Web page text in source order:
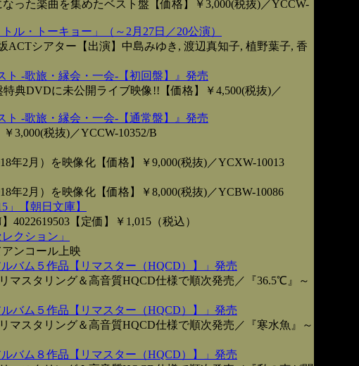
った楽曲を集めたベスト盤【価格】￥3,000(税抜)／YCCW-
ル・トーキョー」（～2月27日／20公演）
ACTシアター【出演】中島みゆき, 渡辺真知子, 植野葉子, 香
ト ‐歌旅・縁会・一会‐【初回盤】』発売
典DVDに未公開ライブ映像!!【価格】￥4,500(税抜)／
ト ‐歌旅・縁会・一会‐【通常盤】』発売
3,000(税抜)／YCCW-10352/B
年2月）を映像化【価格】￥9,000(税抜)／YCXW-10013
年2月）を映像化【価格】￥8,000(税抜)／YCBW-10086
」【朝日文庫】
【定価】￥1,015（税込）
クション」
ンコール上映
バム５作品【リマスター（HQCD）】」発売
マスタリング＆高音質HQCD仕様で順次発売／『36.5℃』～
バム５作品【リマスター（HQCD）】」発売
マスタリング＆高音質HQCD仕様で順次発売／『寒水魚』～
バム８作品【リマスター（HQCD）】」発売